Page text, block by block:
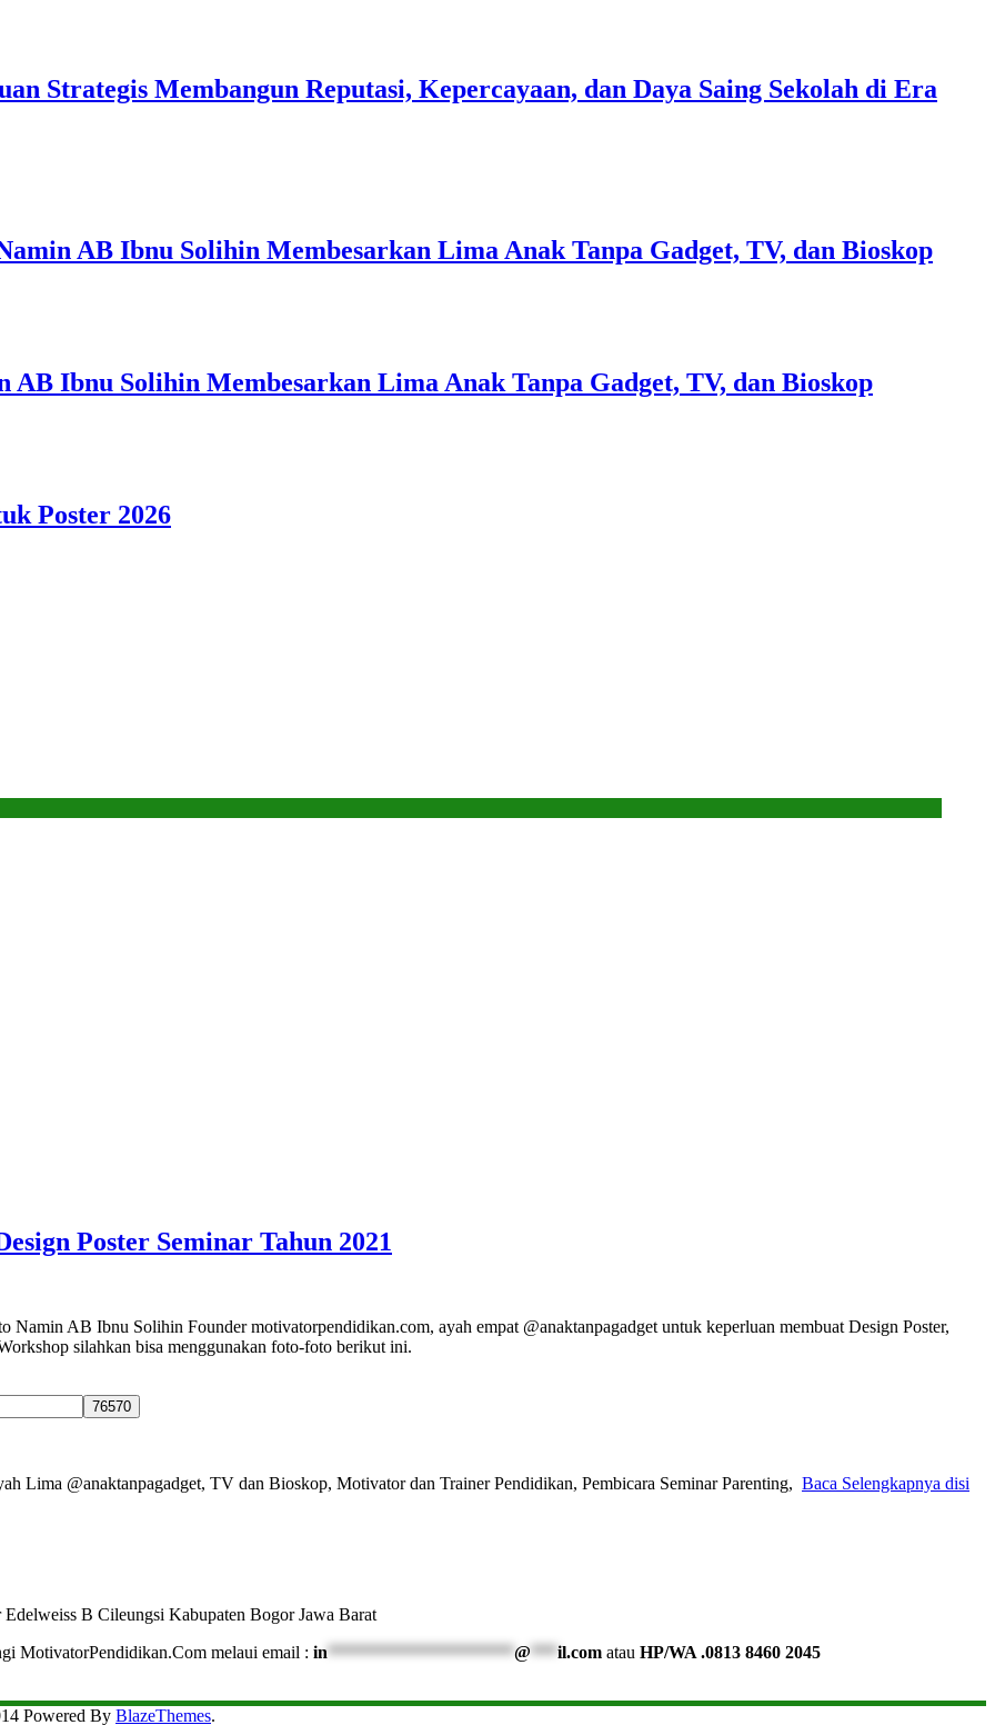
Strategis Membangun Reputasi, Kepercayaan, dan Daya Saing Sekolah di Era
AB Ibnu Solihin Membesarkan Lima Anak Tanpa Gadget, TV, dan Bioskop
Ibnu Solihin Membesarkan Lima Anak Tanpa Gadget, TV, dan Bioskop
Poster 2026
Poster Seminar Tahun 2021
AB Ibnu Solihin Founder motivatorpendidikan.com, ayah empat @anaktanpagadget untuk keperluan membuat Design Poster,
silahkan bisa menggunakan foto-foto berikut ini.
Lima @anaktanpagadget, TV dan Bioskop, Motivator dan Trainer Pendidikan, Pembicara Seminar Parenting, Baca Selengkapnya disi
B Cileungsi Kabupaten Bogor Jawa Barat
MotivatorPendidikan.Com melaui email : in *********************@ ***il.com atau HP/WA .0813 8460 2045
Powered By BlazeThemes.